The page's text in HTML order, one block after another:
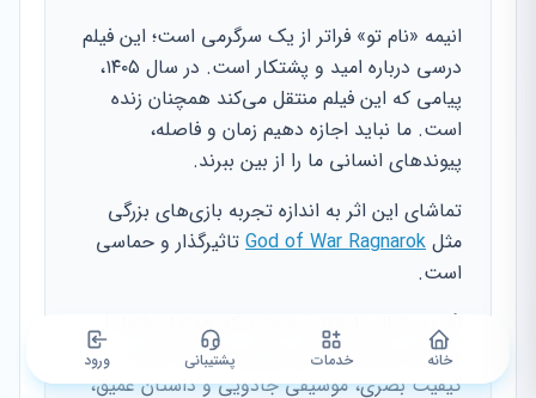
انیمه «نام تو» فراتر از یک سرگرمی است؛ این فیلم
درسی درباره امید و پشتکار است. در سال ۱۴۰۵،
پیامی که این فیلم منتقل می‌کند همچنان زنده
است. ما نباید اجازه دهیم زمان و فاصله،
پیوندهای انسانی ما را از بین ببرند.
تماشای این اثر به اندازه تجربه بازی‌های بزرگی
مثل God of War Ragnarok تاثیرگذار و حماسی
است.
اگر به دنبال داستانی هستید که همزمان شما را
بخنداند و بگریاند، این بهترین انتخاب است.
کیفیت بصری، موسیقی جادویی و داستان عمیق،
خانه خدمات پشتیبانی ورود